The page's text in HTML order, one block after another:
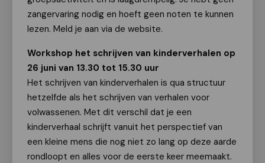
zangervaring nodig en hoeft geen noten te kunnen
lezen. Meld je aan via de website.
Workshop het schrijven van kinderverhalen op
26 juni van 13.30 tot 15.30 uur
Het schrijven van kinderverhalen is qua structuur
hetzelfde als het schrijven van verhalen voor
volwassenen. Met dit verschil dat je een
kinderverhaal schrijft vanuit het perspectief van
een kleine mens die nog niet zo lang op deze aarde
rondloopt en alles voor de eerste keer meemaakt.